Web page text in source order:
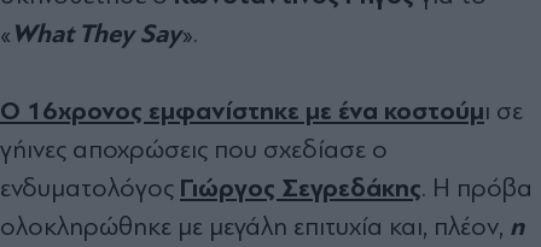
« What They Say».
Ο 16χρονος εμφανίστηκε με ένα κοστούμι σε
γήινες αποχρώσεις που σχεδίασε ο
ενδυματολόγος Γιώργος Σεγρεδάκης. Η πρόβα
ολοκληρώθηκε με μεγάλη επιτυχία και, πλέον, η